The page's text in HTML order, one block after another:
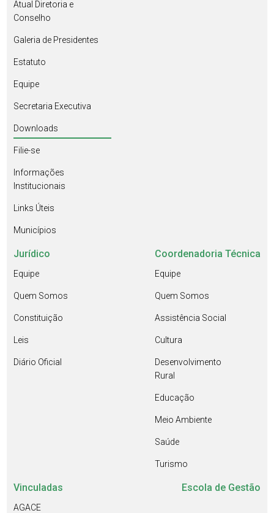
Atual Diretoria e
Conselho
Galeria de Presidentes
Estatuto
Equipe
Secretaria Executiva
Downloads
Filie-se
Informações
Institucionais
Links Úteis
Municípios
Jurídico
Equipe
Quem Somos
Constituição
Leis
Diário Oficial
Coordenadoria Técnica
Equipe
Quem Somos
Assistência Social
Cultura
Desenvolvimento
Rural
Educação
Meio Ambiente
Saúde
Turismo
Vinculadas
AGACE
Escola de Gestão